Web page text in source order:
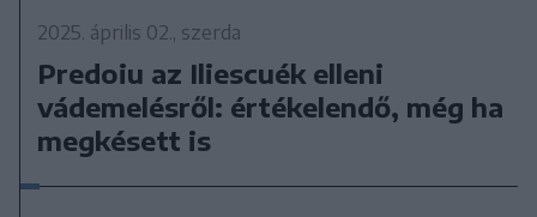
2025. április 02., szerda
Predoiu az Iliescuék elleni
vádemelésről: értékelendő, még ha
megkésett is